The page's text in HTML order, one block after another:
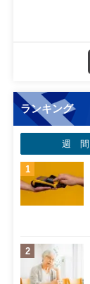
ランキング
週 間